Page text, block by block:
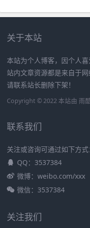
关于本站
本站为个人博客，因个人喜
站内文章资源都是来自于
请联系站长删除下架！
Copyright © 2022 本站由 雨
联系我们
关注或咨询可通过如下方式
QQ：3537384
微博：weibo.com/xxx
微信：3537384
关注我们